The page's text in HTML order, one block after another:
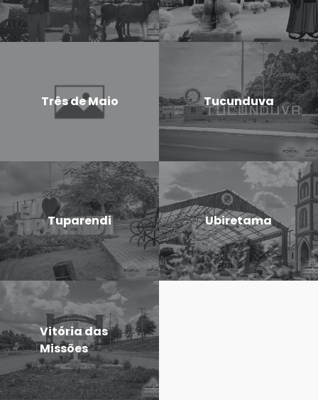
Três de Maio Tucunduva
Tuparendi Ubiretama
Vitória das
Missões